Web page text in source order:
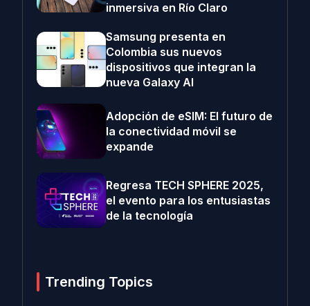
inmersiva en Río Claro
Samsung presenta en
Colombia sus nuevos
dispositivos que integran la
nueva Galaxy AI
Adopción de eSIM: El futuro de
la conectividad móvil se
expande
Regresa TECH SPHERE 2025,
el evento para los entusiastas
de la tecnología
Trending Topics